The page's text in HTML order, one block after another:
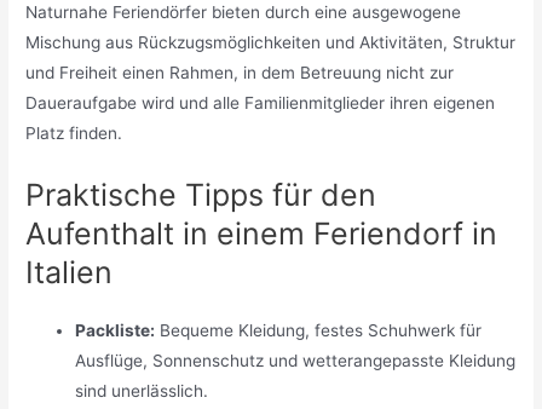
Naturnahe Feriendörfer bieten durch eine ausgewogene
Mischung aus Rückzugsmöglichkeiten und Aktivitäten, Struktur
und Freiheit einen Rahmen, in dem Betreuung nicht zur
Daueraufgabe wird und alle Familienmitglieder ihren eigenen
Platz finden.
Praktische Tipps für den
Aufenthalt in einem Feriendorf in
Italien
Packliste: Bequeme Kleidung, festes Schuhwerk für
Ausflüge, Sonnenschutz und wetterangepasste Kleidung
sind unerlässlich.